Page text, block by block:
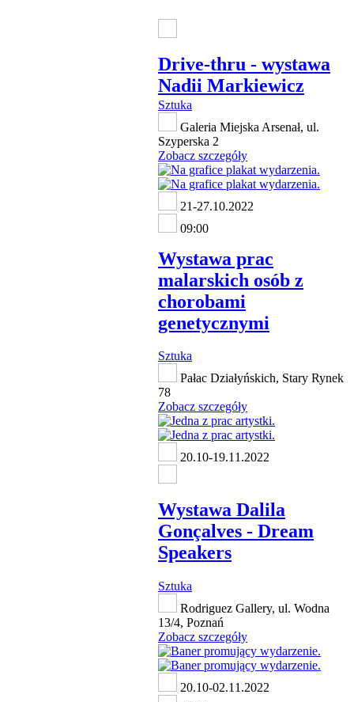
Drive-thru - wystawa
Nadii Markiewicz
Sztuka
Galeria Miejska Arsenał, ul.
Szyperska 2
Zobacz szczegóły
21-27.10.2022
09:00
Wystawa prac
malarskich osób z
chorobami
genetycznymi
Sztuka
Pałac Działyńskich, Stary Rynek
78
Zobacz szczegóły
20.10-19.11.2022
Wystawa Dalila
Gonçalves - Dream
Speakers
Sztuka
Rodriguez Gallery, ul. Wodna
13/4, Poznań
Zobacz szczegóły
20.10-02.11.2022